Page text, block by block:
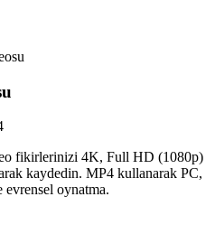
fikirlerinizi 4K, Full HD (1080p)
kaydedin. MP4 kullanarak PC,
oynatma.